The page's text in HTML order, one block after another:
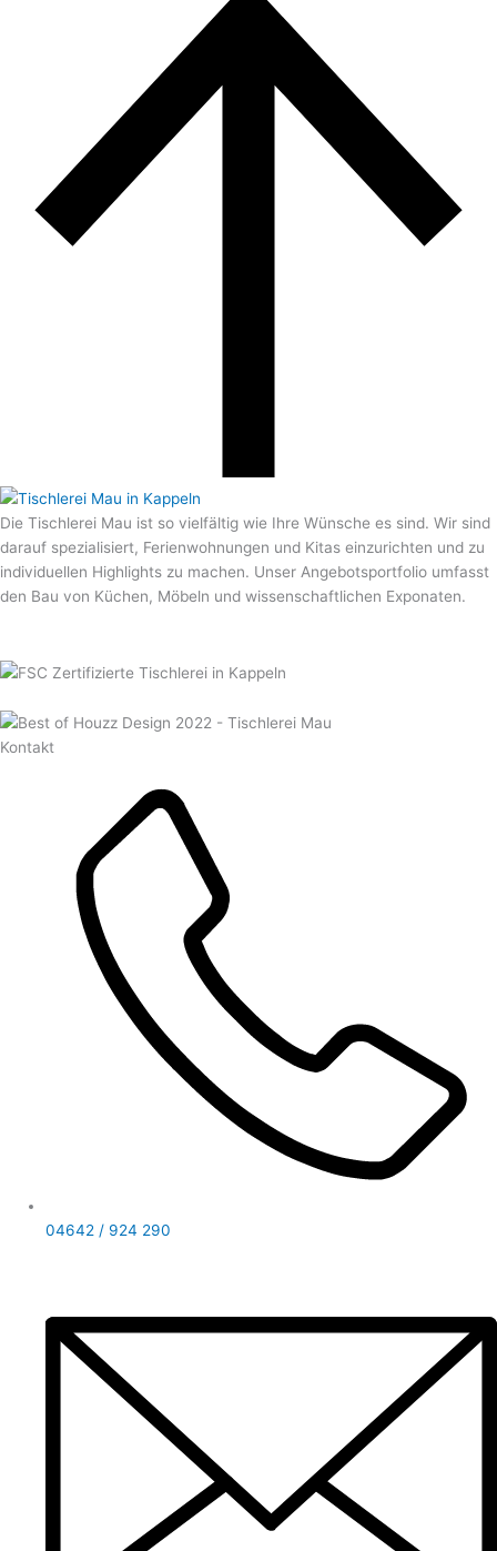
Die Tischlerei Mau ist so vielfältig wie Ihre Wünsche es sind. Wir sind
darauf spezialisiert, Ferienwohnungen und Kitas einzurichten und zu
individuellen Highlights zu machen. Unser Angebotsportfolio umfasst
den Bau von Küchen, Möbeln und wissenschaftlichen Exponaten.
Kontakt
04642 / 924 290